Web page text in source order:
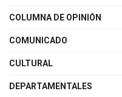
COLUMNA DE OPINIÓN
COMUNICADO
CULTURAL
DEPARTAMENTALES